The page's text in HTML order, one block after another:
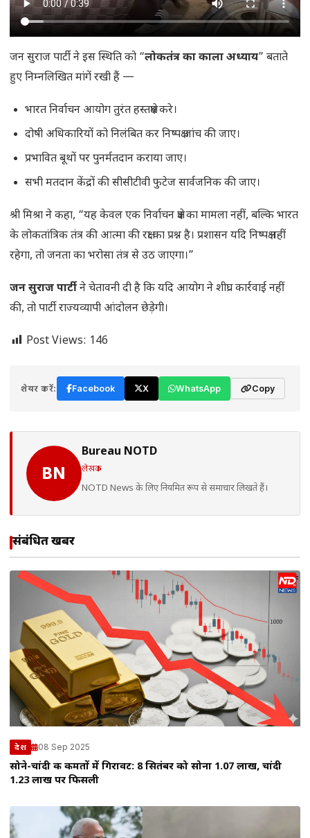
जन सुराज पार्टी ने इस स्थिति को “लोकतंत्र का काला अध्याय” बताते
हुए निम्नलिखित मांगें रखी हैं —
भारत निर्वाचन आयोग तुरंत हस्तक्षेप करे।
दोषी अधिकारियों को निलंबित कर निष्पक्ष जांच की जाए।
प्रभावित बूथों पर पुनर्मतदान कराया जाए।
सभी मतदान केंद्रों की सीसीटीवी फुटेज सार्वजनिक की जाए।
श्री मिश्रा ने कहा, “यह केवल एक निर्वाचन क्षेत्र का मामला नहीं, बल्कि भारत
के लोकतांत्रिक तंत्र की आत्मा की रक्षा का प्रश्न है। प्रशासन यदि निष्पक्ष नहीं
रहेगा, तो जनता का भरोसा तंत्र से उठ जाएगा।”
जन सुराज पार्टीने चेतावनी दी है कि यदि आयोग ने शीघ्र कार्रवाई नहीं
की, तो पार्टी राज्यव्यापी आंदोलन छेड़ेगी।
Post Views: 146
शेयर करें: Facebook X WhatsApp Copy
BN
Bureau NOTD
लेखक
NOTD News के लिए नियमित रूप से समाचार लिखते हैं।
संबंधित खबरें
देश 08 Sep 2025
सोने-चांदी की कीमतों में गिरावट: 8 सितंबर को सोना ₹1.07 लाख, चांदी
₹1.23 लाख पर फिसली